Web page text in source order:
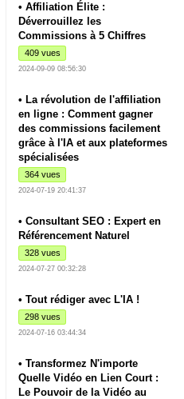
• Affiliation Élite :
Déverrouillez les
Commissions à 5 Chiffres
409 vues
2024-09-09 08:56:30
• La révolution de l'affiliation
en ligne : Comment gagner
des commissions facilement
grâce à l'IA et aux plateformes
spécialisées
364 vues
2024-07-19 20:41:37
• Consultant SEO : Expert en
Référencement Naturel
328 vues
2024-07-27 00:32:28
• Tout rédiger avec L'IA !
298 vues
2024-07-16 03:44:34
• Transformez N'importe
Quelle Vidéo en Lien Court :
Le Pouvoir de la Vidéo au